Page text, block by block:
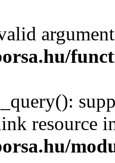
resource